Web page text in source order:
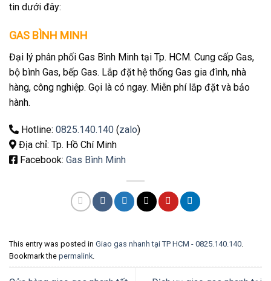
tin dưới đây:
GAS BÌNH MINH
Đại lý phân phối Gas Bình Minh tại Tp. HCM. Cung cấp Gas,
bộ bình Gas, bếp Gas. Lắp đặt hệ thống Gas gia đình, nhà
hàng, công nghiệp. Gọi là có ngay. Miễn phí lắp đặt và bảo
hành.
Hotline: 0825.140.140 (zalo)
Địa chỉ: Tp. Hồ Chí Minh
Facebook: Gas Bình Minh
This entry was posted in Giao gas nhanh tại TP HCM - 0825.140.140
Bookmark the permalink